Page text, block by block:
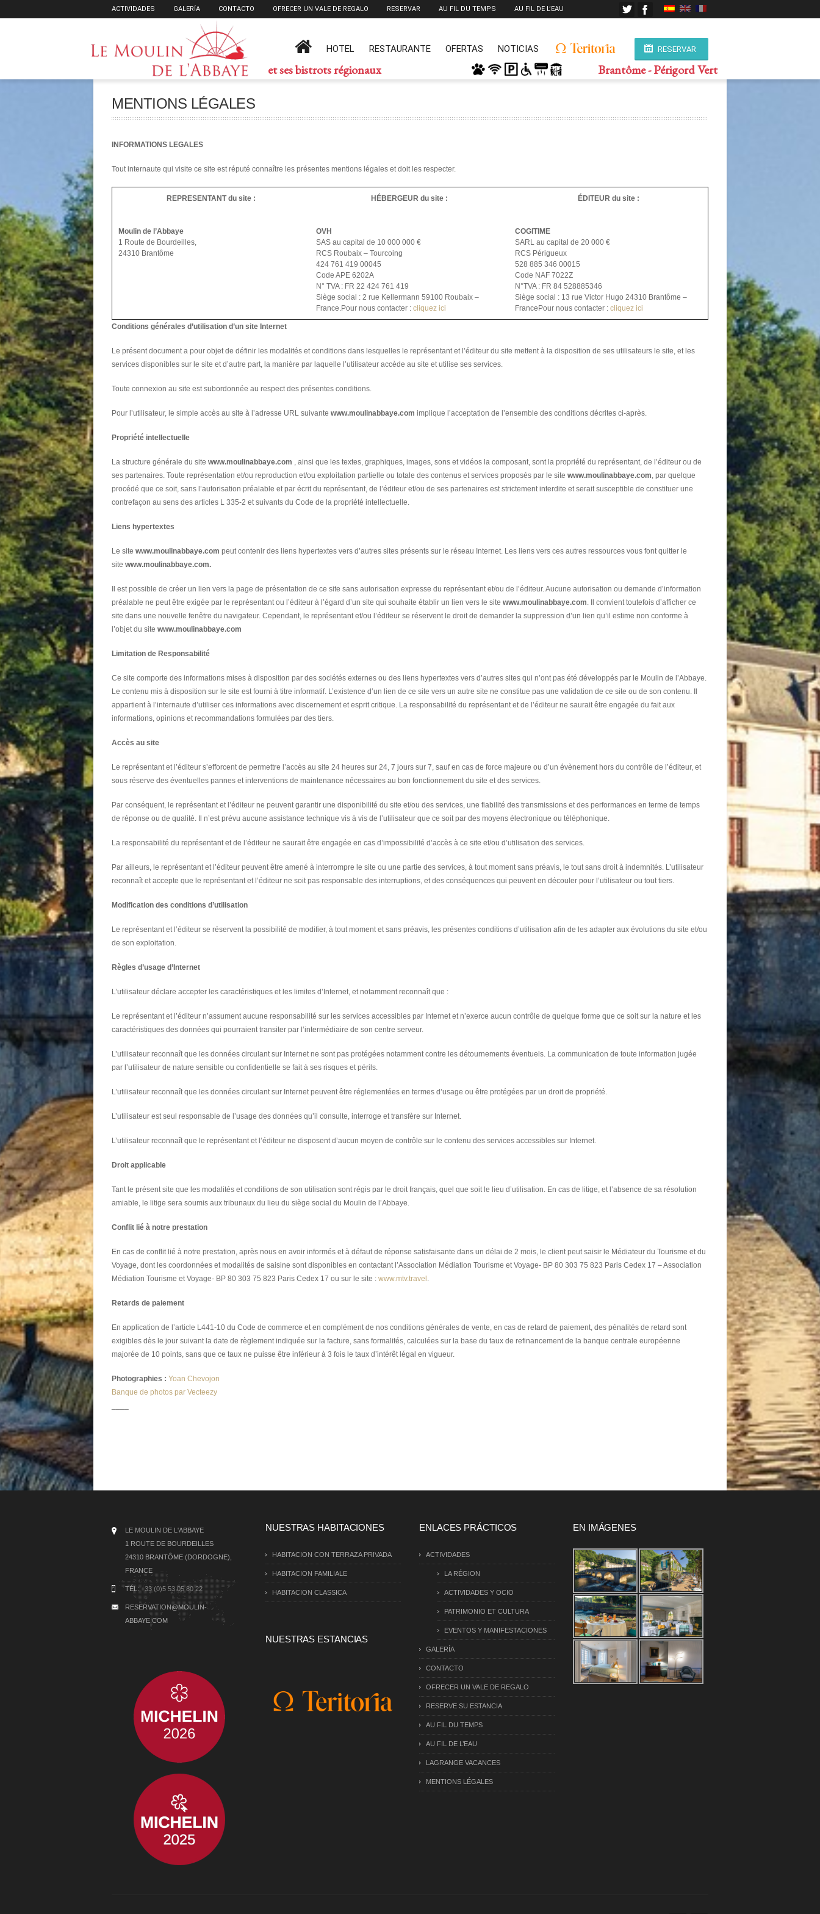
ACTIVIDADES GALERÍA CONTACTO OFRECER UN VALE DE REGALO RESERVAR AU FIL DU TEMPS AU FIL DE L’EAU
et ses bistrots régionaux
RESERVAR
HOTEL RESTAURANTE OFERTAS NOTICIAS
Brantôme - Périgord Vert
MENTIONS LÉGALES
INFORMATIONS LEGALES
Tout internaute qui visite ce site est réputé connaître les présentes mentions légales et doit les respecter.
REPRESENTANT du site : HÉBERGEUR du site : ÉDITEUR du site :
Moulin de l’Abbaye
1 Route de Bourdeilles,
24310 Brantôme
OVH
SAS au capital de 10 000 000 €
RCS Roubaix – Tourcoing
424 761 419 00045
Code APE 6202A
N° TVA : FR 22 424 761 419
Siège social : 2 rue Kellermann 59100 Roubaix –
France.Pour nous contacter : cliquez ici
COGITIME
SARL au capital de 20 000 €
RCS Périgueux
528 885 346 00015
Code NAF 7022Z
N°TVA : FR 84 528885346
Siège social : 13 rue Victor Hugo 24310 Brantôme –
FrancePour nous contacter : cliquez ici
Conditions générales d’utilisation d’un site Internet
Le présent document a pour objet de définir les modalités et conditions dans lesquelles le représentant et l’éditeur du site mettent à la disposition de ses utilisateurs le site, et les
services disponibles sur le site et d’autre part, la manière par laquelle l’utilisateur accède au site et utilise ses services.
Toute connexion au site est subordonnée au respect des présentes conditions.
Pour l’utilisateur, le simple accès au site à l’adresse URL suivante www.moulinabbaye.com implique l’acceptation de l’ensemble des conditions décrites ci-après.
Propriété intellectuelle
La structure générale du site www.moulinabbaye.com , ainsi que les textes, graphiques, images, sons et vidéos la composant, sont la propriété du représentant, de l’éditeur ou de
ses partenaires. Toute représentation et/ou reproduction et/ou exploitation partielle ou totale des contenus et services proposés par le site www.moulinabbaye.com, par quelque
procédé que ce soit, sans l’autorisation préalable et par écrit du représentant, de l’éditeur et/ou de ses partenaires est strictement interdite et serait susceptible de constituer une
contrefaçon au sens des articles L 335-2 et suivants du Code de la propriété intellectuelle.
Liens hypertextes
Le site www.moulinabbaye.com peut contenir des liens hypertextes vers d’autres sites présents sur le réseau Internet. Les liens vers ces autres ressources vous font quitter le
site www.moulinabbaye.com.
Il est possible de créer un lien vers la page de présentation de ce site sans autorisation expresse du représentant et/ou de l’éditeur. Aucune autorisation ou demande d’information
préalable ne peut être exigée par le représentant ou l’éditeur à l’égard d’un site qui souhaite établir un lien vers le site www.moulinabbaye.com. Il convient toutefois d’afficher ce
site dans une nouvelle fenêtre du navigateur. Cependant, le représentant et/ou l’éditeur se réservent le droit de demander la suppression d’un lien qu’il estime non conforme à
l’objet du site www.moulinabbaye.com
Limitation de Responsabilité
Ce site comporte des informations mises à disposition par des sociétés externes ou des liens hypertextes vers d’autres sites qui n’ont pas été développés par le Moulin de l’Abbaye.
Le contenu mis à disposition sur le site est fourni à titre informatif. L’existence d’un lien de ce site vers un autre site ne constitue pas une validation de ce site ou de son contenu. Il
appartient à l’internaute d’utiliser ces informations avec discernement et esprit critique. La responsabilité du représentant et de l’éditeur ne saurait être engagée du fait aux
informations, opinions et recommandations formulées par des tiers.
Accès au site
Le représentant et l’éditeur s’efforcent de permettre l’accès au site 24 heures sur 24, 7 jours sur 7, sauf en cas de force majeure ou d’un évènement hors du contrôle de l’éditeur, et
sous réserve des éventuelles pannes et interventions de maintenance nécessaires au bon fonctionnement du site et des services.
Par conséquent, le représentant et l’éditeur ne peuvent garantir une disponibilité du site et/ou des services, une fiabilité des transmissions et des performances en terme de temps
de réponse ou de qualité. Il n’est prévu aucune assistance technique vis à vis de l’utilisateur que ce soit par des moyens électronique ou téléphonique.
La responsabilité du représentant et de l’éditeur ne saurait être engagée en cas d’impossibilité d’accès à ce site et/ou d’utilisation des services.
Par ailleurs, le représentant et l’éditeur peuvent être amené à interrompre le site ou une partie des services, à tout moment sans préavis, le tout sans droit à indemnités. L’utilisateur
reconnaît et accepte que le représentant et l’éditeur ne soit pas responsable des interruptions, et des conséquences qui peuvent en découler pour l’utilisateur ou tout tiers.
Modification des conditions d’utilisation
Le représentant et l’éditeur se réservent la possibilité de modifier, à tout moment et sans préavis, les présentes conditions d’utilisation afin de les adapter aux évolutions du site et/ou
de son exploitation.
Règles d’usage d’Internet
L’utilisateur déclare accepter les caractéristiques et les limites d’Internet, et notamment reconnaît que :
Le représentant et l’éditeur n’assument aucune responsabilité sur les services accessibles par Internet et n’exerce aucun contrôle de quelque forme que ce soit sur la nature et les
caractéristiques des données qui pourraient transiter par l’intermédiaire de son centre serveur.
L’utilisateur reconnaît que les données circulant sur Internet ne sont pas protégées notamment contre les détournements éventuels. La communication de toute information jugée
par l’utilisateur de nature sensible ou confidentielle se fait à ses risques et périls.
L’utilisateur reconnaît que les données circulant sur Internet peuvent être réglementées en termes d’usage ou être protégées par un droit de propriété.
L’utilisateur est seul responsable de l’usage des données qu’il consulte, interroge et transfère sur Internet.
L’utilisateur reconnaît que le représentant et l’éditeur ne disposent d’aucun moyen de contrôle sur le contenu des services accessibles sur Internet.
Droit applicable
Tant le présent site que les modalités et conditions de son utilisation sont régis par le droit français, quel que soit le lieu d’utilisation. En cas de litige, et l’absence de sa résolution
amiable, le litige sera soumis aux tribunaux du lieu du siège social du Moulin de l’Abbaye.
Conflit lié à notre prestation
En cas de conflit lié à notre prestation, après nous en avoir informés et à défaut de réponse satisfaisante dans un délai de 2 mois, le client peut saisir le Médiateur du Tourisme et du
Voyage, dont les coordonnées et modalités de saisine sont disponibles en contactant l’Association Médiation Tourisme et Voyage- BP 80 303 75 823 Paris Cedex 17 – Association
Médiation Tourisme et Voyage- BP 80 303 75 823 Paris Cedex 17 ou sur le site : www.mtv.travel .
Retards de paiement
En application de l’article L441-10 du Code de commerce et en complément de nos conditions générales de vente, en cas de retard de paiement, des pénalités de retard sont
exigibles dès le jour suivant la date de règlement indiquée sur la facture, sans formalités, calculées sur la base du taux de refinancement de la banque centrale européenne
majorée de 10 points, sans que ce taux ne puisse être inférieur à 3 fois le taux d’intérêt légal en vigueur.
Photographies : Yoan Chevojon
Banque de photos par Vecteezy
LE MOULIN DE L'ABBAYE
1 ROUTE DE BOURDEILLES
24310 BRANTÔME (DORDOGNE),
FRANCE
TÉL:+33 (0)5 53 05 80 22
RESERVATION@MOULIN-
ABBAYE.COM
NUESTRAS HABITACIONES
HABITACION CON TERRAZA PRIVADA
HABITACION FAMILIALE
HABITACION CLASSICA
NUESTRAS ESTANCIAS
ENLACES PRÁCTICOS
ACTIVIDADES
LA RÉGION
ACTIVIDADES Y OCIO
PATRIMONIO ET CULTURA
EVENTOS Y MANIFESTACIONES
GALERÍA
CONTACTO
OFRECER UN VALE DE REGALO
RESERVE SU ESTANCIA
AU FIL DU TEMPS
AU FIL DE L’EAU
LAGRANGE VACANCES
MENTIONS LÉGALES
EN IMÁGENES